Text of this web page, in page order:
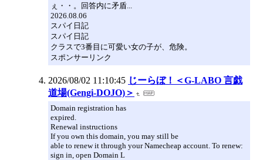
ぇ・・。回答内に矛盾...
2026.08.06
スパイ日記
スパイ日記
クラスで3番目に可愛い女の子が、危険。
スポンサーリンク
2026/08/02 11:10:45 じーらぼ！＜G-LABO 言戯
道場(Gengi-DOJO)＞
Domain registration has
expired.
Renewal instructions
If you own this domain, you may still be
able to renew it through your Namecheap account. To renew:
sign in, open Domain L